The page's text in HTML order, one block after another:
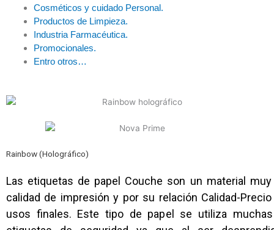
Cosméticos y cuidado Personal.
Productos de Limpieza.
Industria Farmacéutica.
Promocionales.
Entro otros…
Rainbow (Holográfico)
Las etiquetas de papel Couche son un material
calidad de impresión y por su relación Calidad-
usos finales. Este tipo de papel se utiliza